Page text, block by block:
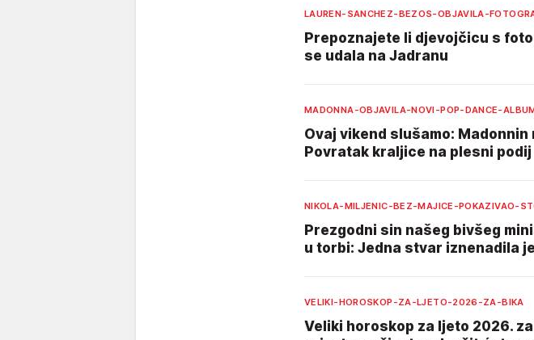
LAUREN-SANCHEZ-BEZOS-OBJAVILA-
Prepoznajete li djevojčicu s
se udala na Jadranu
MADONNA-OBJAVILA-NOVI-POP-DANCE-
Ovaj vikend slušamo:
Povratak kraljice na plesni
NIKOLA-MILJENIC-BEZ-MAJICE-POKAZIVAO-
Prezgodni sin našeg bivšeg
u torbi: Jedna stvar iznenadila
VELIKI-HOROSKOP-ZA-LJETO-2026-ZA-BIKA
Veliki horoskop za ljeto 2026.